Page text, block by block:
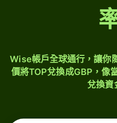
Wise帳戶全球通行，讓你
價將TOP兌換成GBP，像
兌換資